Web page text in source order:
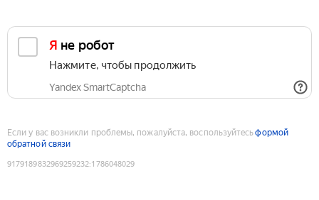
Я не робот
Нажмите, чтобы продолжить
Yandex SmartCaptcha
Если у вас возникли проблемы, пожалуйста, воспользуйтесьформой
обратной связи
9179189832969259232:1786048029